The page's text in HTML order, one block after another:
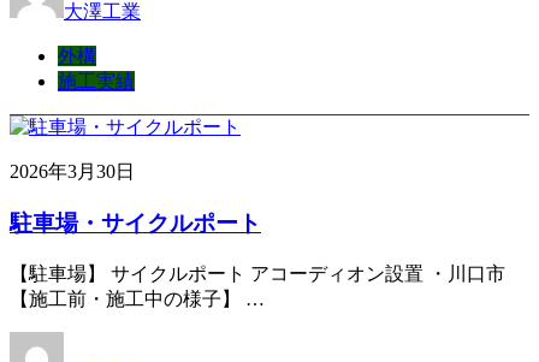
大澤工業
外構
施工実績
2026年3月30日
駐車場・サイクルポート
【駐車場】 サイクルポート アコーディオン設置 ・川口市
【施工前・施工中の様子】 …